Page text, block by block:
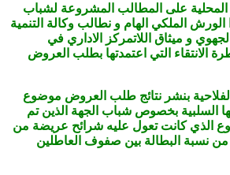
المحلية على المطالب المشروعة لشباب
الملكي الهام و نطالب وكالة التنمية
و ميثاق اللاتمركز الاداري في
الانتقاء التي اعتمدتها بطلب العروض
بنشر نتائج طلب العروض موضوع
السلبية بخصوص شباب الجهة الذين تم
الذي كانت تعول عليه شرائح عريضة من
نسبة البطالة بين صفوف العاطلين